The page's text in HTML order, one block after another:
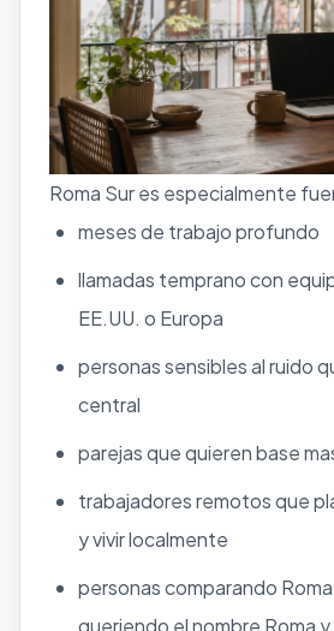
Roma Sur es especialmente
meses de trabajo profundo
llamadas temprano con
EE.UU. o Europa
personas sensibles al ruido
central
parejas que quieren base
trabajadores remotos que
y vivir localmente
personas comparando
queriendo el nombre Roma